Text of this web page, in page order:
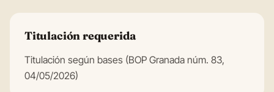
Titulación requerida
Titulación según bases (BOP Granada núm. 83,
04/05/2026)